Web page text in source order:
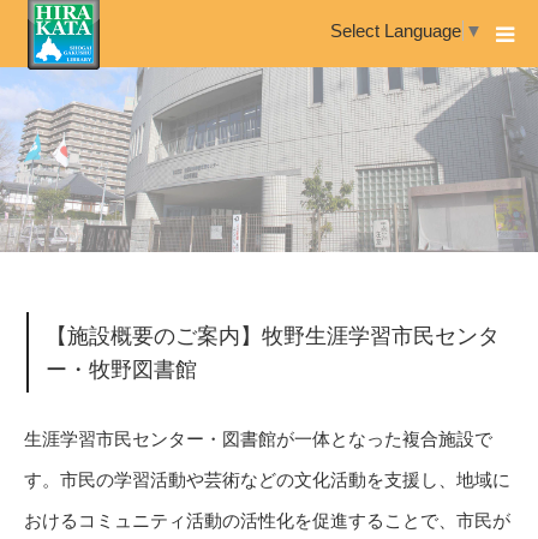
Select Language ▼
【施設概要のご案内】牧野生涯学習市民センタ
ー・牧野図書館
生涯学習市民センター・図書館が一体となった複合施設で
す。市民の学習活動や芸術などの文化活動を支援し、地域に
おけるコミュニティ活動の活性化を促進することで、市民が